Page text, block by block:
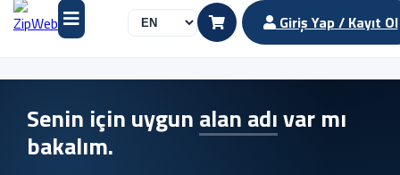
Giriş Yap / Kayıt Ol
Senin için uygun alan adıvar mı
bakalım.